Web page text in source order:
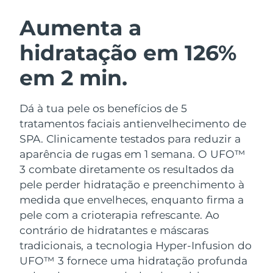
Aumenta a
hidratação em 126%
em 2 min.
Dá à tua pele os benefícios de 5
tratamentos faciais antienvelhecimento de
SPA. Clinicamente testados para reduzir a
aparência de rugas em 1 semana. O UFO™
3 combate diretamente os resultados da
pele perder hidratação e preenchimento à
medida que envelheces, enquanto firma a
pele com a crioterapia refrescante. Ao
contrário de hidratantes e máscaras
tradicionais, a tecnologia Hyper-Infusion do
UFO™ 3 fornece uma hidratação profunda
Limpeza facial
Anti-aging massage
LUNA™ 4 Plus
Massage, LED heating
LUNA™ 4 Men
For men, anti-aging massage
Microcurrent toning
BEAR™ 2 go
Microcurrent toning on-the-go
BEAR™ 2 eyes & lips
Microcurrent line smoothing device
Hidratação
UFO™ 3 kit
Deep facial hydration
UFO™ 3 LED
Near-infrared and red light therapy
device
Cuidado oral
issa™ 4
Hybrid silicone sonic toothbrush
issa™ 4 plus
Smart hybrid silicone sonic toothbrush
TRATAMENTO ANTIENVELHECIMENTO
FAQ™
Antienvelhecimento Tratamentos LED
Áustria
Barein Entrega prevista8/10/26
Bélgica
Bermudas Entrega prevista
Bósnia e
Herzegovina
Entrega prevista8/12/26
Brunei Entrega prevista8/14/26
Bulgária Entrega prevista8/9/26
Canadá Entrega prevista
Chile Entrega prevista8/13/26